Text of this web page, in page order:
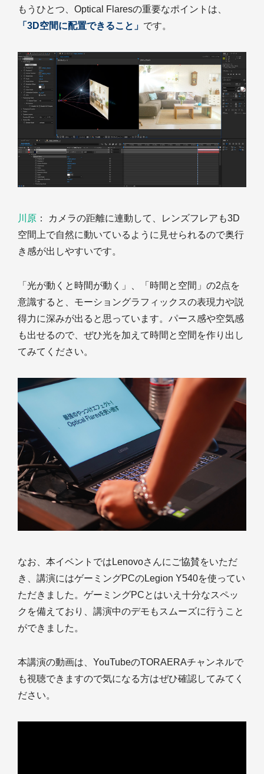
もうひとつ、Optical Flaresの重要なポイントは、
「3D空間に配置できること」 です。
川原 ： カメラの距離に連動して、レンズフレアも3D
空間上で自然に動いているように見せられるので奥行
き感が出しやすいです。
「光が動くと時間が動く」、「時間と空間」の2点を
意識すると、モーショングラフィックスの表現力や説
得力に深みが出ると思っています。パース感や空気感
も出せるので、ぜひ光を加えて時間と空間を作り出し
てみてください。
なお、本イベントではLenovoさんにご協賛をいただ
き、講演にはゲーミングPCのLegion Y540を使ってい
ただきました。ゲーミングPCとはいえ十分なスペッ
クを備えており、講演中のデモもスムーズに行うこと
ができました。
本講演の動画は、YouTubeのTORAERAチャンネルで
も視聴できますので気になる方はぜひ確認してみてく
ださい。